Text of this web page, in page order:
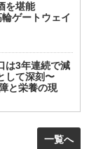
を堪能
ゲートウェイ
は3年連続で減
して深刻〜
と栄養の現
一覧へ